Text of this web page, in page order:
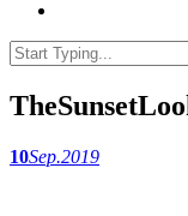
10Sep.2019